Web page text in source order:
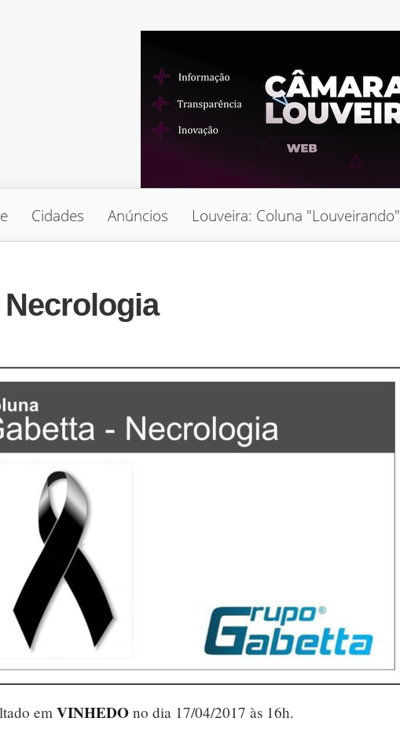
Cidades Anúncios Louveira: Coluna "Louveirando"
emVINHEDO no dia 17/04/2017 às 16h.